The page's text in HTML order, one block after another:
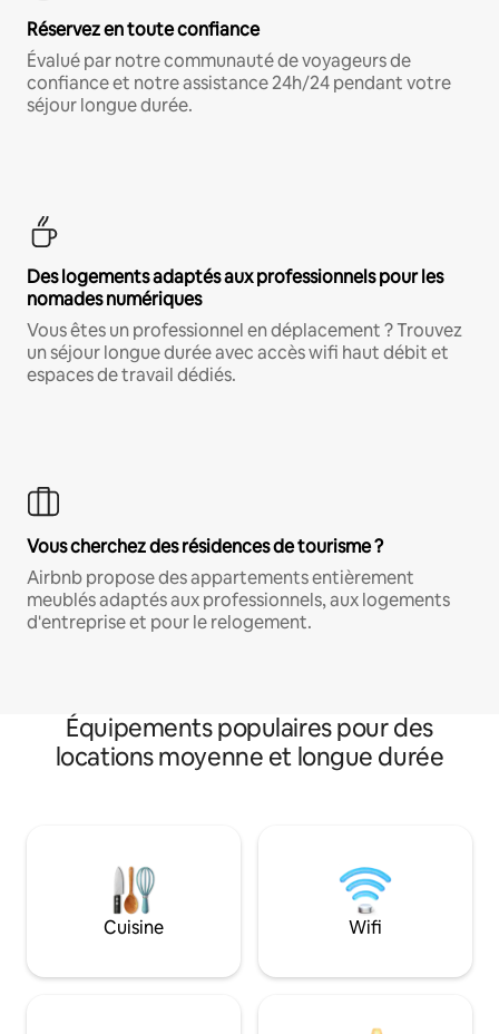
Réservez en toute confiance
Évalué par notre communauté de voyageurs de
confiance et notre assistance 24h/24 pendant votre
séjour longue durée.
Des logements adaptés aux professionnels pour les
nomades numériques
Vous êtes un professionnel en déplacement ? Trouvez
un séjour longue durée avec accès wifi haut débit et
espaces de travail dédiés.
Vous cherchez des résidences de tourisme ?
Airbnb propose des appartements entièrement
meublés adaptés aux professionnels, aux logements
d'entreprise et pour le relogement.
Équipements populaires pour des
locations moyenne et longue durée
Cuisine Wifi